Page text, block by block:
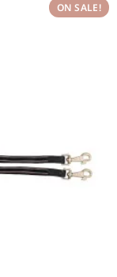
ON SALE!